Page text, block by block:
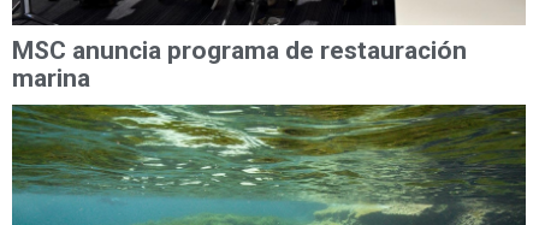
MSC anuncia programa de restauración
marina